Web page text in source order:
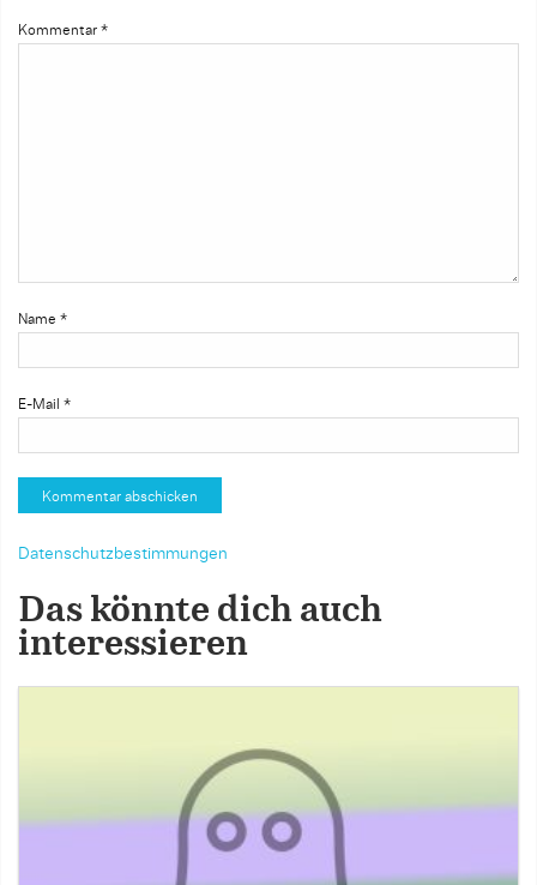
Kommentar *
Name *
E-Mail *
Datenschutzbestimmungen
Das könnte dich auch
interessieren